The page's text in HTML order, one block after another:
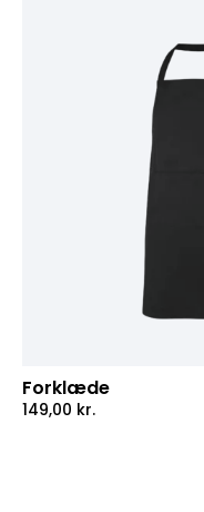
Forklæde
149,00 kr.